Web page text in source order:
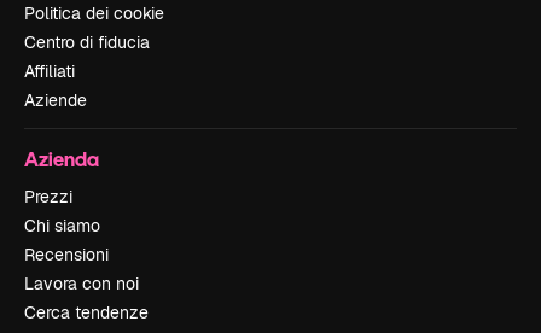
Politica dei cookie
Centro di fiducia
Affiliati
Aziende
Azienda
Prezzi
Chi siamo
Recensioni
Lavora con noi
Cerca tendenze